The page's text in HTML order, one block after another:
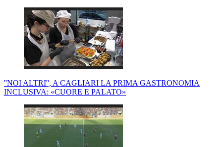
''NOI ALTRI'', A CAGLIARI LA PRIMA GASTRONOMIA
INCLUSIVA: «CUORE E PALATO»